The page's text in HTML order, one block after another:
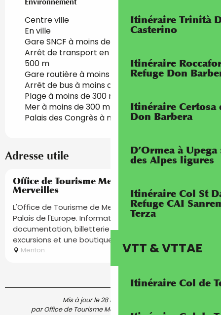
Itinéraire Trinità
Casterino
Itinéraire
Refuge Don
Itinéraire Certosa
Don Barbera
D’Ormea à
des Alpes ligures
Itinéraire Col St
Refuge CAI
Terza
VTT & VTTAE
Itinéraire Col de
Centre ville
En ville
Gare SNCF à moins de 500 m
Arrêt de transport en commun à moins de
500 m
Gare routière à moins de 500 m
Arrêt de bus à moins de 500 m
Plage à moins de 300 m
Mer à moins de 300 m
Palais des Congrès à moins de 5 km
Adresse utile
Office de Tourisme Menton, Riviera &
Merveilles
L'Office de Tourisme de Menton vous accueille au
Palais de l'Europe. Informations touristiques,
documentation, billetterie événements, visites et
excursions et une boutique...
Menton
Mis à jour le 28 mai 2026 à 11:08
par Office de Tourisme Menton, Riviera & Merveilles